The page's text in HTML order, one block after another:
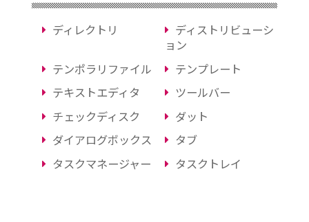
ディレクトリ
ディストリビューシ
ョン
テンポラリファイル
テンプレート
テキストエディタ
ツールバー
チェックディスク
ダット
ダイアログボックス
タブ
タスクマネージャー
タスクトレイ